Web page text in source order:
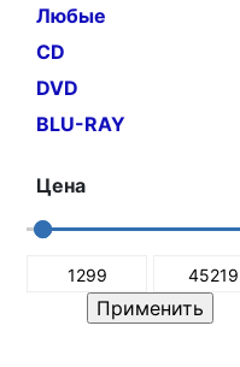
Любые
CD
DVD
BLU-RAY
Цена